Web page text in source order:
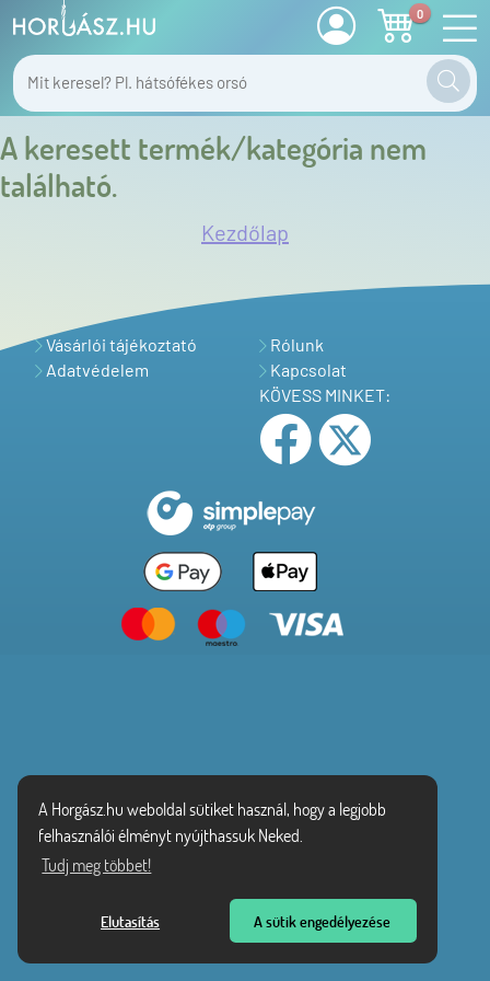
A Horgász.hu weboldal sütiket használ, hogy a legjobb
felhasználói élményt nyújthassuk Neked.
Tudj meg többet!
Elutasítás A sütik engedélyezése
0
A keresett termék/kategória nem
található.
Kezdőlap
Vásárlói tájékoztató
Adatvédelem
Rólunk
Kapcsolat
KÖVESS MINKET: